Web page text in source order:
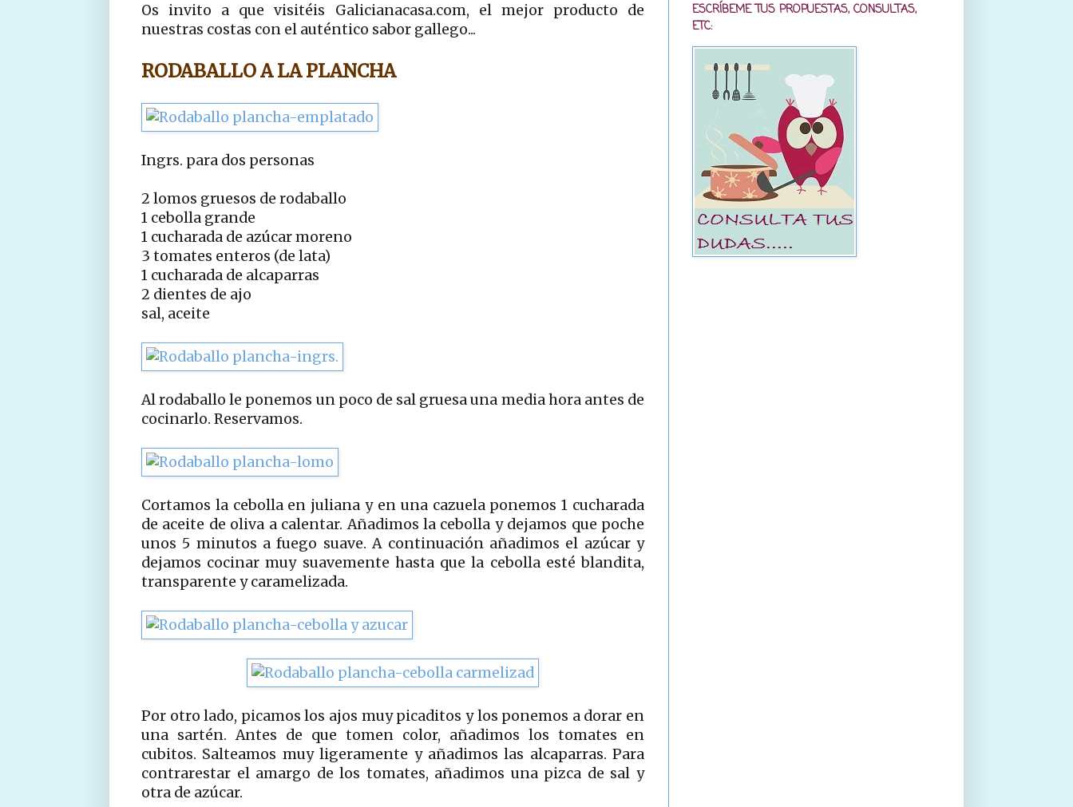
Os invito a que visitéis Galicianacasa.com, el mejor producto de
nuestras costas con el auténtico sabor gallego...
RODABALLO A LA PLANCHA
Ingrs. para dos personas
2 lomos gruesos de rodaballo
1 cebolla grande
1 cucharada de azúcar moreno
3 tomates enteros (de lata)
1 cucharada de alcaparras
2 dientes de ajo
sal, aceite
Al rodaballo le ponemos un poco de sal gruesa una media hora antes de
cocinarlo. Reservamos.
Cortamos la cebolla en juliana y en una cazuela ponemos 1 cucharada
de aceite de oliva a calentar. Añadimos la cebolla y dejamos que poche
unos 5 minutos a fuego suave. A continuación añadimos el azúcar y
dejamos cocinar muy suavemente hasta que la cebolla esté blandita,
transparente y caramelizada.
Por otro lado, picamos los ajos muy picaditos y los ponemos a dorar en
una sartén. Antes de que tomen color, añadimos los tomates en
cubitos. Salteamos muy ligeramente y añadimos las alcaparras. Para
contrarestar el amargo de los tomates, añadimos una pizca de sal y
otra de azúcar.
ESCRÍBEME TUS PROPUESTAS, CONSULTAS,
ETC: